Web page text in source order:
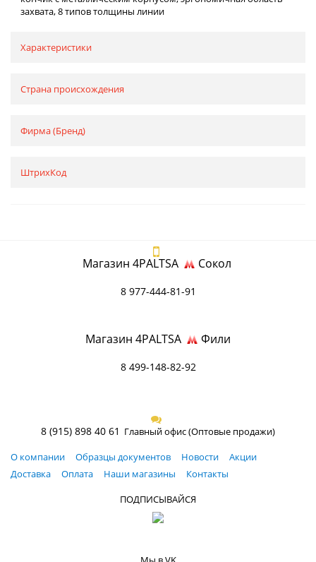
захвата, 8 типов толщины линии
Характеристики
Страна происхождения
Фирма (Бренд)
ШтрихКод
Магазин 4PALTSA Сокол
8 977-444-81-91
Магазин 4PALTSA Фили
8 499-148-82-92
8 (915) 898 40 61 Главный офис (Оптовые продажи)
О компании
Образцы документов Новости
Акции
Доставка
Оплата Наши магазины
Контакты
ПОДПИСЫВАЙСЯ